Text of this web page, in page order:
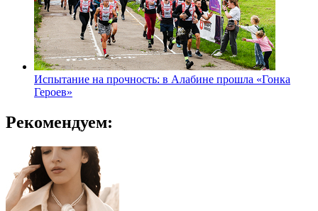
Испытание на прочность: в Алабине прошла «Гонка
Героев»
Рекомендуем: